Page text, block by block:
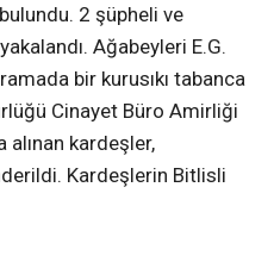
2 şüpheli ve
Ağabeyleri E.G.
bir kurusıkı tabanca
Cinayet Büro Amirliği
alınan kardeşler,
Kardeşlerin Bitlisli